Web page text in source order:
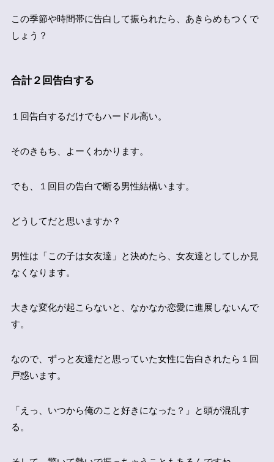
この季節や時間帯に告白して振られたら、あきらめもつくで
しょう？
合計２回告白する
１回告白するだけでもハードル高い。
そのきもち、よーくわかります。
でも、 １回目の告白で断る男性結構います。
どうしてだと思いますか？
男性は「この子は女友達」と決めたら、女友達としてしか見
なくなります。
大きな変化が起こらないと、なかなか恋愛に進展しないんで
す。
なので、ずっと友達だと思っていた女性に告白されたら１回
戸惑います。
「えっ、いつから俺のこと好きになった？」と頭が混乱す
る。